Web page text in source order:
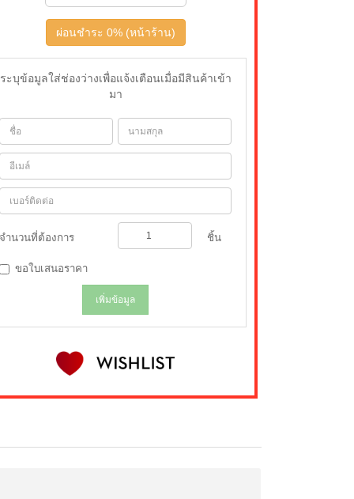
ผ่อนชำระ 0% (หน้าร้าน)
ระบุข้อมูลใส่ช่องว่างเพื่อแจ้งเตือนเมื่อมีสินค้าเข้า
มา
จำนวนที่ต้องการ ชิ้น
ขอใบเสนอราคา
เพิ่มข้อมูล